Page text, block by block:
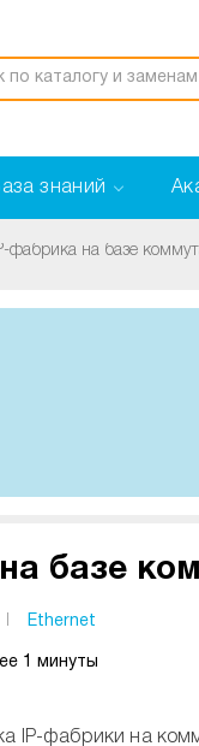
знаний
фабрика на базе
базе
Ethernet
1 минуты
IP-фабрики на